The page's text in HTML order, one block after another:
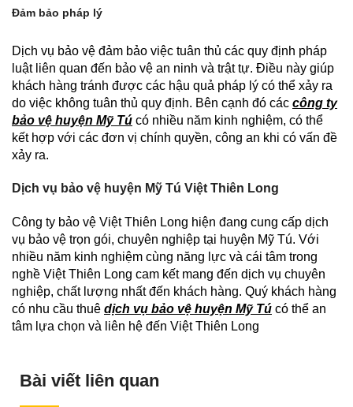
Đảm bảo pháp lý
Dịch vụ bảo vệ đảm bảo việc tuân thủ các quy định pháp
luật liên quan đến bảo vệ an ninh và trật tự. Điều này giúp
khách hàng tránh được các hậu quả pháp lý có thể xảy ra
do việc không tuân thủ quy định. Bên cạnh đó các công ty
bảo vệ huyện Mỹ Tú có nhiều năm kinh nghiệm, có thể
kết hợp với các đơn vị chính quyền, công an khi có vấn đề
xảy ra.
Dịch vụ bảo vệ huyện Mỹ Tú Việt Thiên Long
Công ty bảo vệ Việt Thiên Long hiện đang cung cấp dịch
vụ bảo vệ trọn gói, chuyên nghiệp tại huyện Mỹ Tú. Với
nhiều năm kinh nghiệm cùng năng lực và cái tâm trong
nghề Việt Thiên Long cam kết mang đến dịch vụ chuyên
nghiệp, chất lượng nhất đến khách hàng. Quý khách hàng
có nhu cầu thuê dịch vụ bảo vệ huyện Mỹ Tú có thể an
tâm lựa chọn và liên hệ đến Việt Thiên Long
Bài viết liên quan